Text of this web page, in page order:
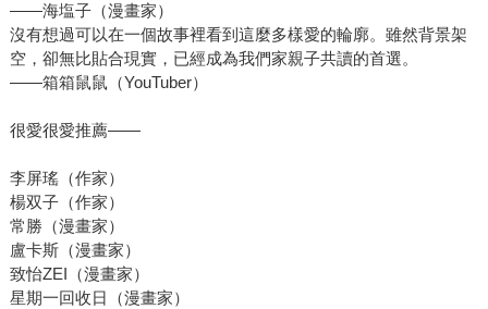
――海塩子（漫畫家）
沒有想過可以在一個故事裡看到這麼多樣愛的輪廓。雖然背景架
空，卻無比貼合現實，已經成為我們家親子共讀的首選。
――箱箱鼠鼠（YouTuber）
很愛很愛推薦――
李屏瑤（作家）
楊双子（作家）
常勝（漫畫家）
盧卡斯（漫畫家）
致怡ZEI（漫畫家）
星期一回收日（漫畫家）